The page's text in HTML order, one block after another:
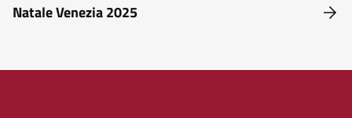
Natale Venezia 2025